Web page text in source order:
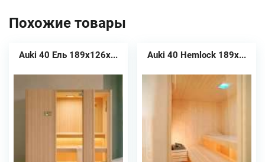
Похожие товары
Auki 40 Ель 189x126x... Auki 40 Hemlock 189x...